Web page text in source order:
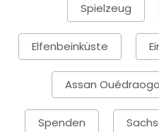
Spielzeug
Elfenbeinküste
Assan Ouédraogo
Spenden